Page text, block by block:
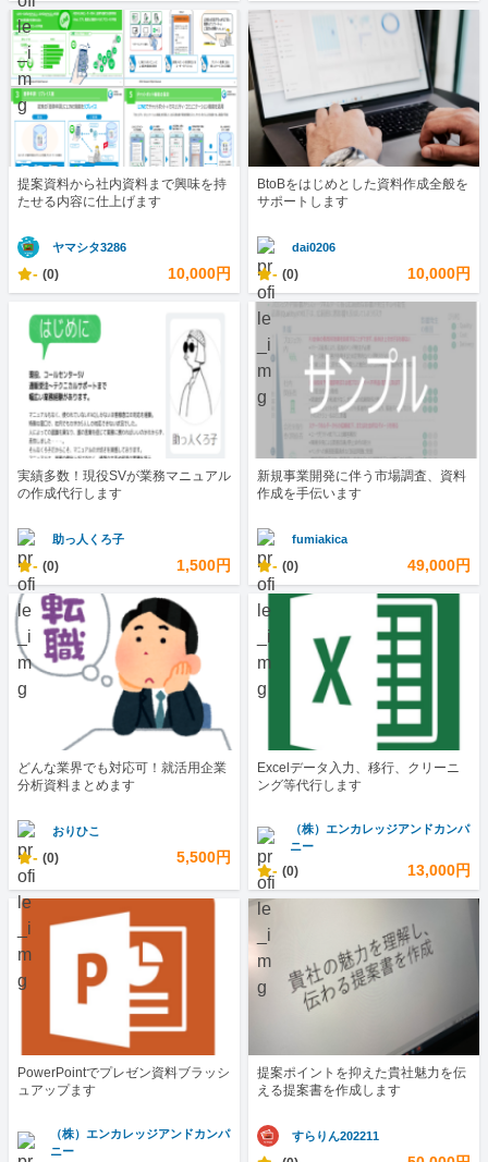
提案資料から社内資料まで興味を持
たせる内容に仕上げます
ヤマシタ3286
- (0) 10,000円
BtoBをはじめとした資料作成全般を
サポートします
dai0206
- (0) 10,000円
実績多数！現役SVが業務マニュアル
の作成代行します
助っ人くろ子
- (0) 1,500円
新規事業開発に伴う市場調査、資料
作成を手伝います
fumiakica
- (0) 49,000円
どんな業界でも対応可！就活用企業
分析資料まとめます
おりひこ
- (0) 5,500円
Excelデータ入力、移行、クリーニ
ング等代行します
（株）エンカレッジアンドカンパ
ニー
- (0) 13,000円
PowerPointでプレゼン資料ブラッシ
ュアップます
（株）エンカレッジアンドカンパ
ニー
提案ポイントを抑えた貴社魅力を伝
える提案書を作成します
すらりん202211